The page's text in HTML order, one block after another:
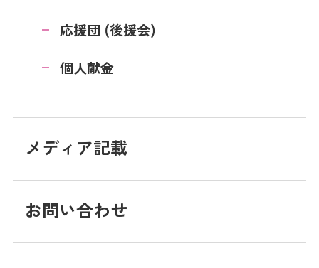
応援団 (後援会)
個人献金
メディア記載
お問い合わせ